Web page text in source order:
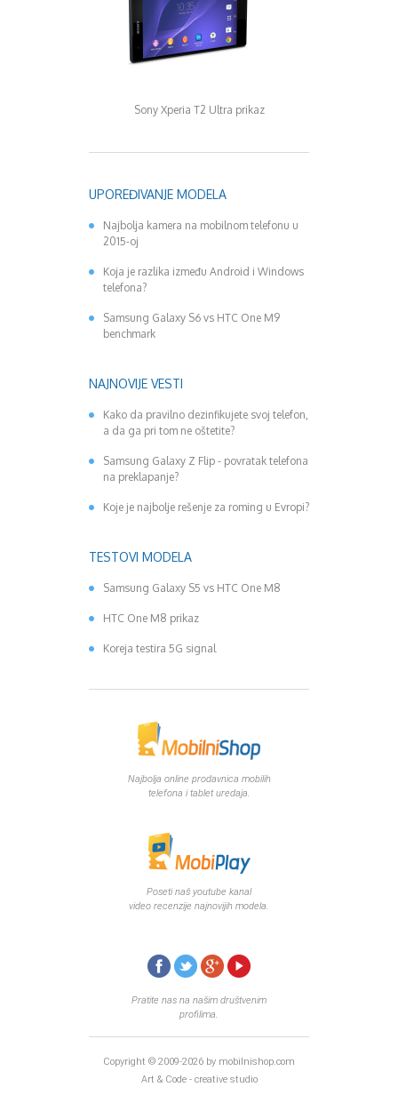
Sony Xperia T2 Ultra prikaz
UPOREĐIVANJE MODELA
Najbolja kamera na mobilnom telefonu u
2015-oj
Koja je razlika između Android i Windows
telefona?
Samsung Galaxy S6 vs HTC One M9
benchmark
NAJNOVIJE VESTI
Kako da pravilno dezinfikujete svoj telefon,
a da ga pri tom ne oštetite?
Samsung Galaxy Z Flip - povratak telefona
na preklapanje?
Koje je najbolje rešenje za roming u Evropi?
TESTOVI MODELA
Samsung Galaxy S5 vs HTC One M8
HTC One M8 prikaz
Koreja testira 5G signal
Najbolja online prodavnica mobilih
telefona i tablet uredaja.
Poseti naš youtube kanal
video recenzije najnovijih modela.
Pratite nas na našim društvenim
profilima.
Copyright © 2009-2026 by mobilnishop.com
Art & Code - creative studio